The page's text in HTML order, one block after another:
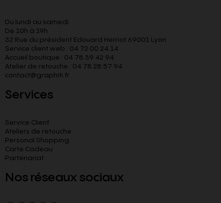
Du lundi au samedi
De 10h à 19h
32 Rue du président Edouard Herriot 69001 Lyon
Service client web : 04 72 00 24 14
Accueil boutique : 04 78 39 42 94
Atelier de retouche : 04 78 28 57 94
contact@graphiti.fr
Services
Service Client
Ateliers de retouche
Personal Shopping
Carte Cadeau
Partenariat
Nos réseaux sociaux